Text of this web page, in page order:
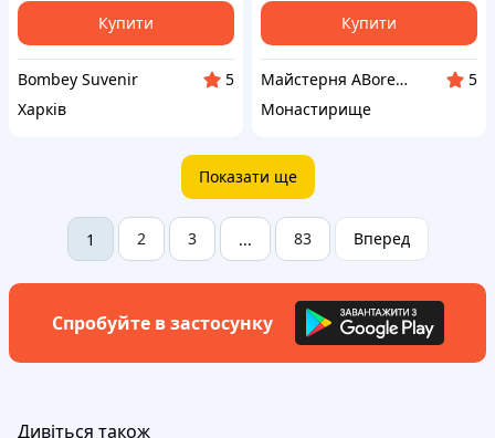
Купити
Bombey Suvenir
5
Харків
Купити
Майстерня ABorealis
5
Монастирище
Показати ще
1 2 3 ... 83 Вперед
Спробуйте в застосунку
Дивіться також